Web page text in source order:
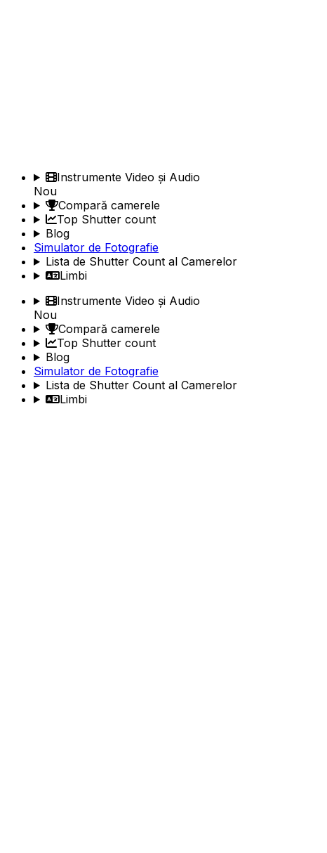
Instrumente Video și Audio
Nou
Compară camerele
Top Shutter count
Blog
Simulator de Fotografie
Lista de Shutter Count al Camerelor
Limbi
Instrumente Video și Audio
Nou
Compară camerele
Top Shutter count
Blog
Simulator de Fotografie
Lista de Shutter Count al Camerelor
Limbi